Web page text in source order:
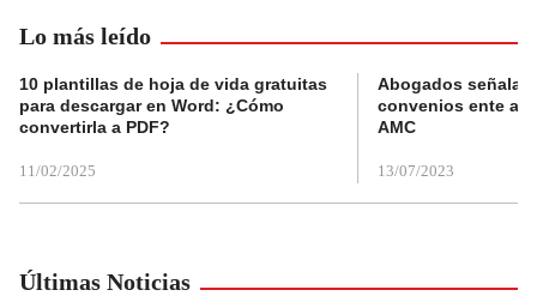
Lo más leído
10 plantillas de hoja de vida gratuitas
para descargar en Word: ¿Cómo
convertirla a PDF?
11/02/2025
Abogados
convenios ente
AMC
13/07/2023
Últimas Noticias